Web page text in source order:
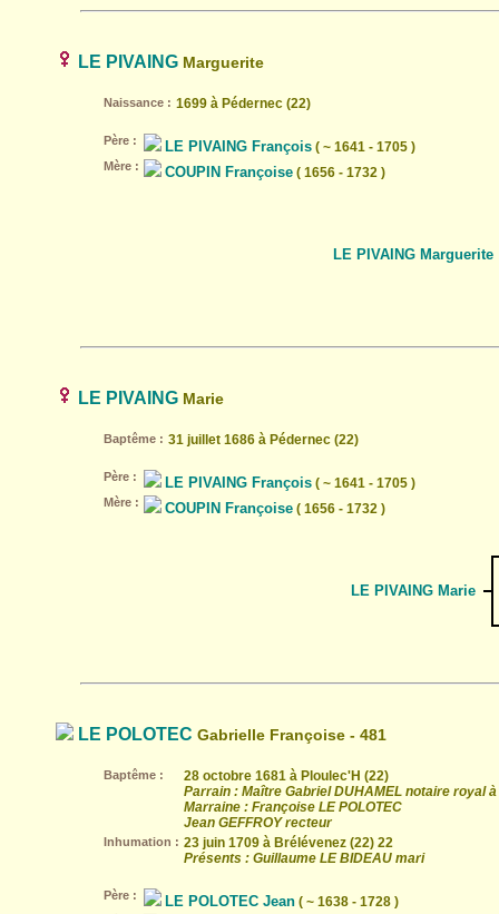
LE PIVAING Marguerite
Naissance : 1699 à Pédernec (22)
Père : LE PIVAING François ( ~ 1641 - 1705 )
Mère : COUPIN Françoise ( 1656 - 1732 )
LE PIVAING Marguerite
LE PIVAING Marie
Baptême : 31 juillet 1686 à Pédernec (22)
Père : LE PIVAING François ( ~ 1641 - 1705 )
Mère : COUPIN Françoise ( 1656 - 1732 )
LE PIVAING Marie
LE POLOTEC Gabrielle Françoise - 481
Baptême :
28 octobre 1681 à Ploulec'H (22)
Parrain : Maître Gabriel DUHAMEL notaire royal
Marraine : Françoise LE POLOTEC
Jean GEFFROY recteur
Inhumation : 23 juin 1709 à Brélévenez (22) 22
Présents : Guillaume LE BIDEAU mari
Père : LE POLOTEC Jean ( ~ 1638 - 1728 )